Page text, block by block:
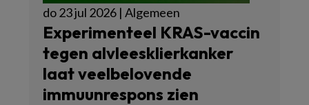
do 23 jul 2026 | Algemeen
Experimenteel KRAS-vaccin
tegen alvleesklierkanker
laat veelbelovende
immuunrespons zien